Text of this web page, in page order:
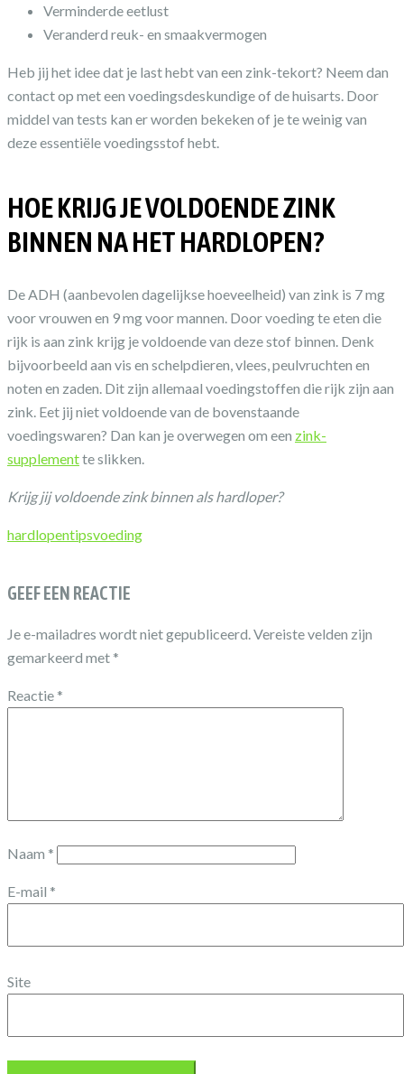
Verminderde eetlust
Veranderd reuk- en smaakvermogen
Heb jij het idee dat je last hebt van een zink-tekort? Neem dan
contact op met een voedingsdeskundige of de huisarts. Door
middel van tests kan er worden bekeken of je te weinig van
deze essentiële voedingsstof hebt.
HOE KRIJG JE VOLDOENDE ZINK
BINNEN NA HET HARDLOPEN?
De ADH (aanbevolen dagelijkse hoeveelheid) van zink is 7 mg
voor vrouwen en 9 mg voor mannen. Door voeding te eten die
rijk is aan zink krijg je voldoende van deze stof binnen. Denk
bijvoorbeeld aan vis en schelpdieren, vlees, peulvruchten en
noten en zaden. Dit zijn allemaal voedingstoffen die rijk zijn aan
zink. Eet jij niet voldoende van de bovenstaande
voedingswaren? Dan kan je overwegen om een zink-
supplementte slikken.
Krijg jij voldoende zink binnen als hardloper?
hardlopentipsvoeding
GEEF EEN REACTIE
Je e-mailadres wordt niet gepubliceerd.Vereiste velden zijn
gemarkeerd met *
Reactie *
Naam *
E-mail *
Site